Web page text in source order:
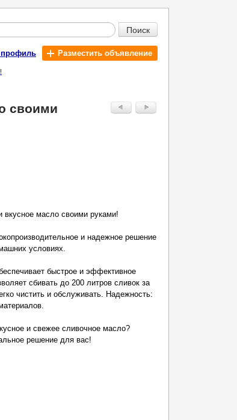
Поиск
Разместить объявление
своими
вкусное масло своими руками!
и надежное решение
условиях.
быстрое и эффективное
сбивать до 200 литров сливок за
чистить и обслуживать. Надежность:
и свежее сливочное масло?
решение для вас!